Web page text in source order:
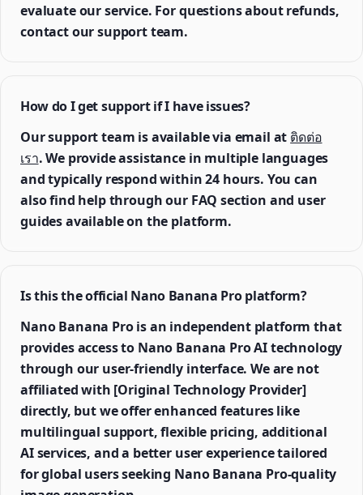
evaluate our service. For questions about refunds,
contact our support team.
How do I get support if I have issues?
Our support team is available via email at ติดต่อ
เรา. We provide assistance in multiple languages
and typically respond within 24 hours. You can
also find help through our FAQ section and user
guides available on the platform.
Is this the official Nano Banana Pro platform?
Nano Banana Pro is an independent platform that
provides access to Nano Banana Pro AI technology
through our user-friendly interface. We are not
affiliated with [Original Technology Provider]
directly, but we offer enhanced features like
multilingual support, flexible pricing, additional
AI services, and a better user experience tailored
for global users seeking Nano Banana Pro-quality